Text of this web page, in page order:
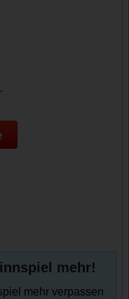
mehr!
mehr verpassen